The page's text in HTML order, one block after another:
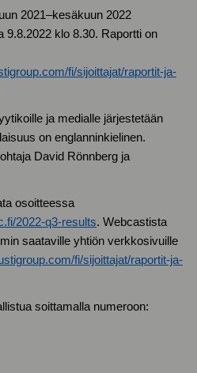
2021–kesäkuun 2022
klo 8.30. Raportti on
fi/sijoittajat/raportit-ja-
ja medialle järjestetään
on englanninkielinen.
David Rönnberg ja
osoitteessa
2022-q3-results. Webcastista
saataville yhtiön verkkosivuille
fi/sijoittajat/raportit-ja-
soittamalla numeroon: